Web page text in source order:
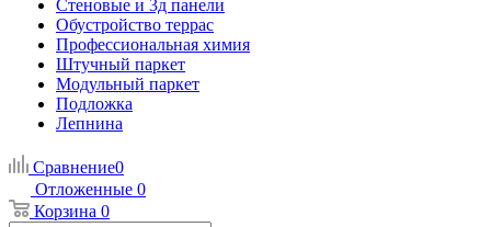
Стеновые и 3д панели
Обустройство террас
Профессиональная химия
Штучный паркет
Модульный паркет
Подложка
Лепнина
Сравнение0
Отложенные 0
Корзина 0